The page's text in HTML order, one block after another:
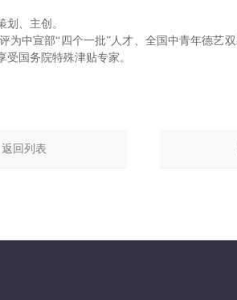
、主创。
中宣部“四个一批”人才、全国中青年德艺
国务院特殊津贴专家。
返回列表